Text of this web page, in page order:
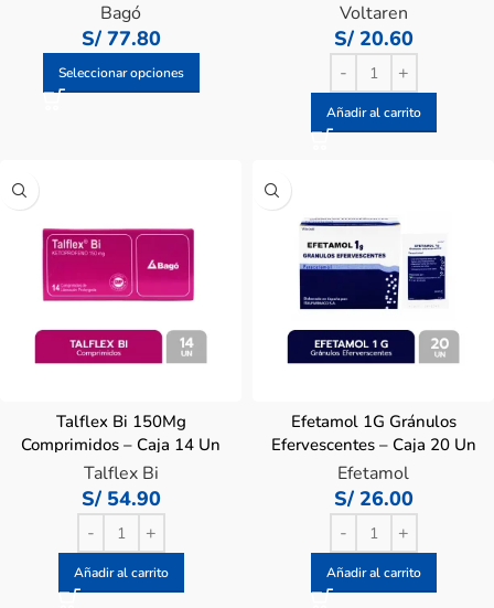
Bagó
S/77.80
Seleccionar opciones
Voltaren
S/20.60
Añadir al carrito
Talflex Bi 150Mg
Comprimidos – Caja 14 Un
Talflex Bi
S/54.90
Añadir al carrito
Efetamol 1G Gránulos
Efervescentes – Caja 20 Un
Efetamol
S/26.00
Añadir al carrito